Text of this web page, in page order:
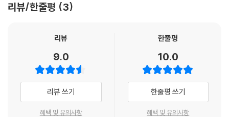
난 전쟁의 자유를 쟁취하리 그리곤 간직하리라
마음속에는 뇌우로 불 밝혀진 이 나라를.
(마지막 몸짓 中)
리뷰/한줄평 3
리뷰
9.0
리뷰 쓰기
혜택 및 유의사항
한줄평
10.0
한줄평 쓰기
혜택 및 유의사항